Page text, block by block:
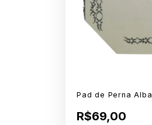
Pad de Perna Alba
R$69,00